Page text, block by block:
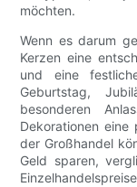
möchten.
Wenn es darum
Kerzen eine
und eine
Geburtstag,
besonderen
Dekorationen eine
der Großhandel
Geld sparen,